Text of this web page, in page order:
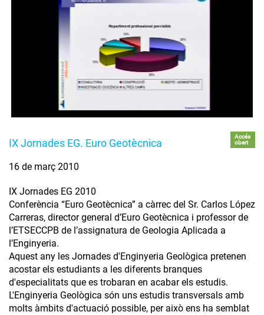
IX Jornades EG. Euro Geotècnica
Accés
obert
16 de març 2010
IX Jornades EG 2010
Conferència “Euro Geotècnica” a càrrec del Sr. Carlos López
Carreras, director general d’Euro Geotècnica i professor de
l’ETSECCPB de l’assignatura de Geologia Aplicada a
l’Enginyeria.
Aquest any les Jornades d'Enginyeria Geològica pretenen
acostar els estudiants a les diferents branques
d'especialitats que es trobaran en acabar els estudis.
L'Enginyeria Geològica són uns estudis transversals amb
molts àmbits d'actuació possible, per això ens ha semblat